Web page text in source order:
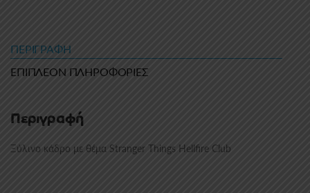
ΠΕΡΙΓΡΑΦΉ
ΕΠΙΠΛΈΟΝ ΠΛΗΡΟΦΟΡΊΕΣ
Περιγραφή
Ξύλινο κάδρο με θέμα Stranger Things Hellfire Club